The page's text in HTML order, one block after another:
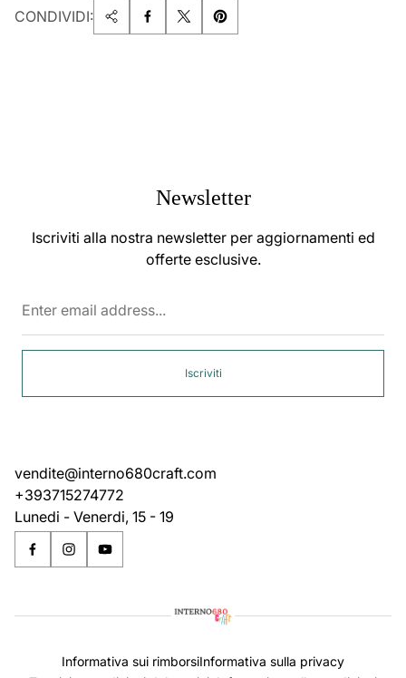
CONDIVIDI:
Newsletter
Iscriviti alla nostra newsletter per aggiornamenti ed
offerte esclusive.
Iscriviti
vendite@interno680craft.com
+393715274772
Lunedi - Venerdi, 15 - 19
Informativa sui rimborsiInformativa sulla privacy